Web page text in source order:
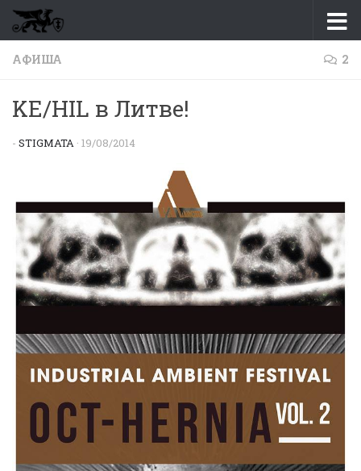
Перейти к содержимому
АФИША 2
KE/HIL в Литве!
- STIGMATA · 19/08/2014